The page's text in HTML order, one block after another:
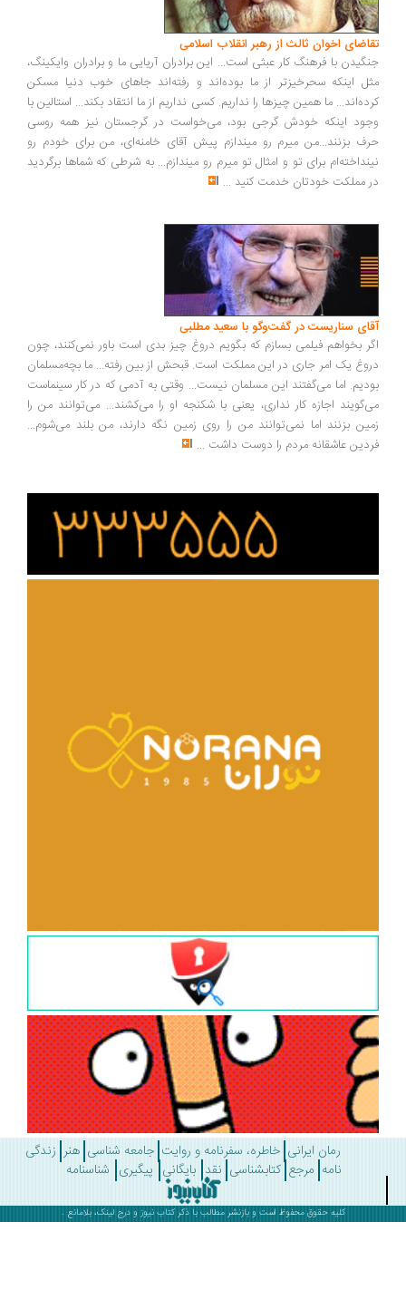
اخوان ثالث از رهبر انقلاب اسلامی
با فرهنگ کار عبثی است... این برادران آریایی ما و برادران وایکینگ،
اینکه سحرخیزتر از ما بوده‌اند و رفته‌اند جاهای خوب دنیا مسکن
ما همین چیزها را نداریم. کسی نداریم از ما انتقاد بکند... استالین با
اینکه خودش گرجی بود، می‌خواست در گرجستان نیز همه روسی
بزنند...من میرم رو میندازم پیش آقای خامنه‌ای، من برای خودم رو
برای تو و امثال تو میرم رو میندازم... به شرطی که شماها برگردید
مملکت خودتان خدمت کنید...
سناریست در گفت‌وگو با سعید مطلبی
بخواهم فیلمی بسازم که بگویم دروغ چیز بدی است باور نمی‌کنند، چون
یک امر جاری در این مملکت است. قبحش از بین رفته... ما بچه‌مسلمان
اما می‌گفتند این مسلمان نیست... وقتی به آدمی که در کار سینماست
اجازه کار نداری، یعنی با شکنجه او را می‌کشند... می‌توانند من را
بزنند اما نمی‌توانند من را روی زمین نگه دارند، من بلند می‌شوم...
عاشقانه مردم را دوست داشت ...
رمان ایرانی خاطره، سفرنامه و روایت جامعه شناسی هنر زندگی
مرجع کتابشناسی نقد بایگانی پیگیری شناسنامه
کلیه حقوق محفوظ است و بازنشر مطالب با ذکرکتاب نیوزو درج لینک، بلامانع .